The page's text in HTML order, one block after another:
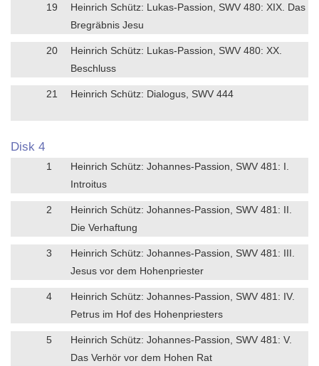
19
Heinrich Schütz: Lukas-Passion, SWV 480: XIX. Das
Bregräbnis Jesu
20
Heinrich Schütz: Lukas-Passion, SWV 480: XX.
Beschluss
21 Heinrich Schütz: Dialogus, SWV 444
Disk 4
1
Heinrich Schütz: Johannes-Passion, SWV 481: I.
Introitus
2
Heinrich Schütz: Johannes-Passion, SWV 481: II.
Die Verhaftung
3
Heinrich Schütz: Johannes-Passion, SWV 481: III.
Jesus vor dem Hohenpriester
4
Heinrich Schütz: Johannes-Passion, SWV 481: IV.
Petrus im Hof des Hohenpriesters
5
Heinrich Schütz: Johannes-Passion, SWV 481: V.
Das Verhör vor dem Hohen Rat